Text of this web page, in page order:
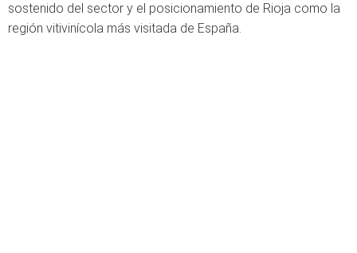
sostenido del sector y el posicionamiento de Rioja como la
región vitivinícola más visitada de España.